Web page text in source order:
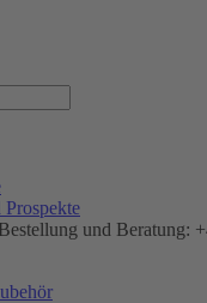
und Beratung: